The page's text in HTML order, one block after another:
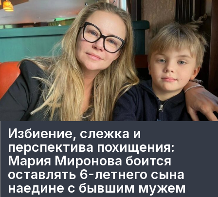
Избиение, слежка и
перспектива похищения:
Мария Миронова боится
оставлять 6-летнего сына
наедине с бывшим мужем